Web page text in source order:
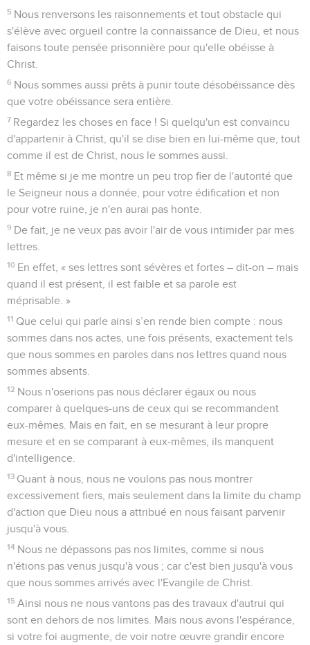
5 Nous renversons les raisonnements et tout obstacle qui
s'élève avec orgueil contre la connaissance de Dieu, et nous
faisons toute pensée prisonnière pour qu'elle obéisse à
Christ.
6 Nous sommes aussi prêts à punir toute désobéissance dès
que votre obéissance sera entière.
7 Regardez les choses en face ! Si quelqu'un est convaincu
d'appartenir à Christ, qu'il se dise bien en lui-même que, tout
comme il est de Christ, nous le sommes aussi.
8 Et même si je me montre un peu trop fier de l'autorité que
le Seigneur nous a donnée, pour votre édification et non
pour votre ruine, je n'en aurai pas honte.
9 De fait, je ne veux pas avoir l'air de vous intimider par mes
lettres.
10 En effet, « ses lettres sont sévères et fortes – dit-on – mais
quand il est présent, il est faible et sa parole est
méprisable. »
11 Que celui qui parle ainsi s’en rende bien compte : nous
sommes dans nos actes, une fois présents, exactement tels
que nous sommes en paroles dans nos lettres quand nous
sommes absents.
12 Nous n'oserions pas nous déclarer égaux ou nous
comparer à quelques-uns de ceux qui se recommandent
eux-mêmes. Mais en fait, en se mesurant à leur propre
mesure et en se comparant à eux-mêmes, ils manquent
d'intelligence.
13 Quant à nous, nous ne voulons pas nous montrer
excessivement fiers, mais seulement dans la limite du champ
d'action que Dieu nous a attribué en nous faisant parvenir
jusqu'à vous.
14 Nous ne dépassons pas nos limites, comme si nous
n'étions pas venus jusqu'à vous ; car c'est bien jusqu'à vous
que nous sommes arrivés avec l'Evangile de Christ.
15 Ainsi nous ne nous vantons pas des travaux d'autrui qui
sont en dehors de nos limites. Mais nous avons l'espérance,
si votre foi augmente, de voir notre œuvre grandir encore